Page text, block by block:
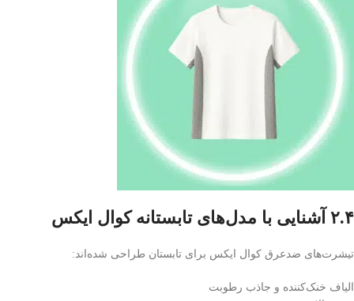
۲.۴ آشنایی با مدل‌های تابستانه کوال ایکس
تیشرت‌های ضدعرق کوال ایکس برای تابستان طراحی شده‌اند:
الیاف خنک‌کننده و جاذب رطوبت